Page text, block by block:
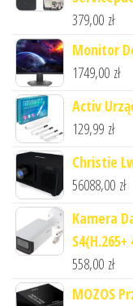
379,00 zł
Monitor
1749,00 zł
Activ
129,99 zł
Christie
56088,00 zł
Kamera
558,00 zł
MOZOS